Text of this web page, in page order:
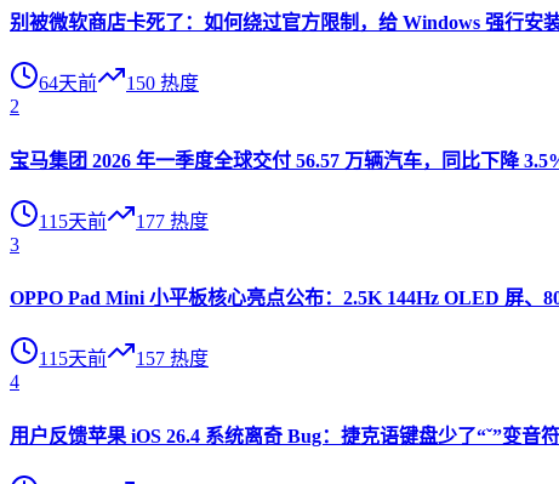
别被微软商店卡死了：如何绕过官方限制，给 Windows 强行安
64天前 150 热度
2
宝马集团 2026 年一季度全球交付 56.57 万辆汽车，同比下降
115天前 177 热度
3
OPPO Pad Mini 小平板核心亮点公布：2.5K 144Hz OLED 屏、
115天前 157 热度
4
用户反馈苹果 iOS 26.4 系统离奇 Bug：捷克语键盘少了“ˇ”变音